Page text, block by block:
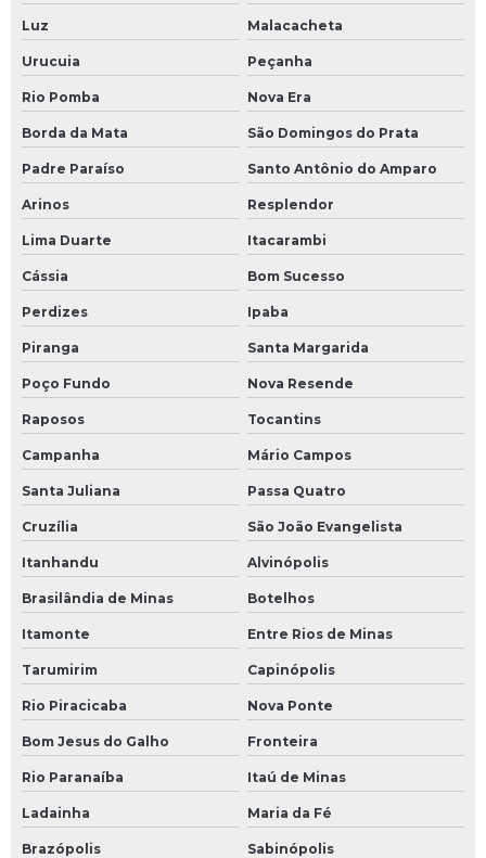
Luz Malacacheta
Urucuia Peçanha
Rio Pomba Nova Era
Borda da Mata São Domingos do Prata
Padre Paraíso Santo Antônio do Amparo
Arinos Resplendor
Lima Duarte Itacarambi
Cássia Bom Sucesso
Perdizes Ipaba
Piranga Santa Margarida
Poço Fundo Nova Resende
Raposos Tocantins
Campanha Mário Campos
Santa Juliana Passa Quatro
Cruzília São João Evangelista
Itanhandu Alvinópolis
Brasilândia de Minas Botelhos
Itamonte Entre Rios de Minas
Tarumirim Capinópolis
Rio Piracicaba Nova Ponte
Bom Jesus do Galho Fronteira
Rio Paranaíba Itaú de Minas
Ladainha Maria da Fé
Brazópolis Sabinópolis